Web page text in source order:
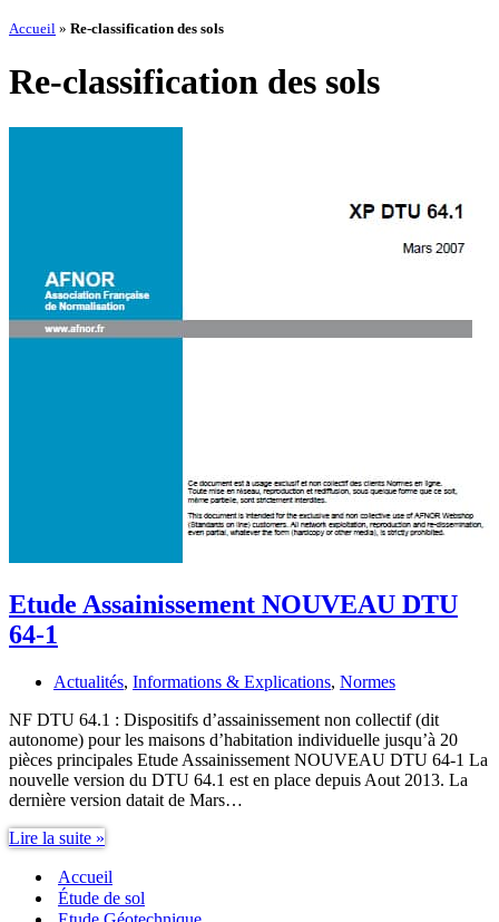
Accueil » Re-classification des sols
Re-classification des sols
Etude Assainissement NOUVEAU DTU
64-1
Actualités, Informations & Explications, Normes
NF DTU 64.1 : Dispositifs d’assainissement non collectif (dit
autonome) pour les maisons d’habitation individuelle jusqu’à 20
pièces principales Etude Assainissement NOUVEAU DTU 64-1 La
nouvelle version du DTU 64.1 est en place depuis Aout 2013. La
dernière version datait de Mars…
Lire la suite »
NOUVEAU
DTU
64-
Accueil
Étude de sol